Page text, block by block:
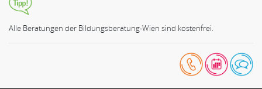
Alle Beratungen der Bildungsberatung-Wien sind kostenfrei.